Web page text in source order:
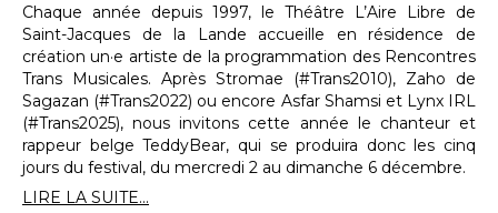
Chaque année depuis 1997, le Théâtre L’Aire Libre de
Saint-Jacques de la Lande accueille en résidence de
création un·e artiste de la programmation des Rencontres
Trans Musicales. Après Stromae (#Trans2010), Zaho de
Sagazan (#Trans2022) ou encore Asfar Shamsi et Lynx IRL
(#Trans2025), nous invitons cette année le chanteur et
rappeur belge TeddyBear, qui se produira donc les cinq
jours du festival, du mercredi 2 au dimanche 6 décembre.
LIRE LA SUITE...